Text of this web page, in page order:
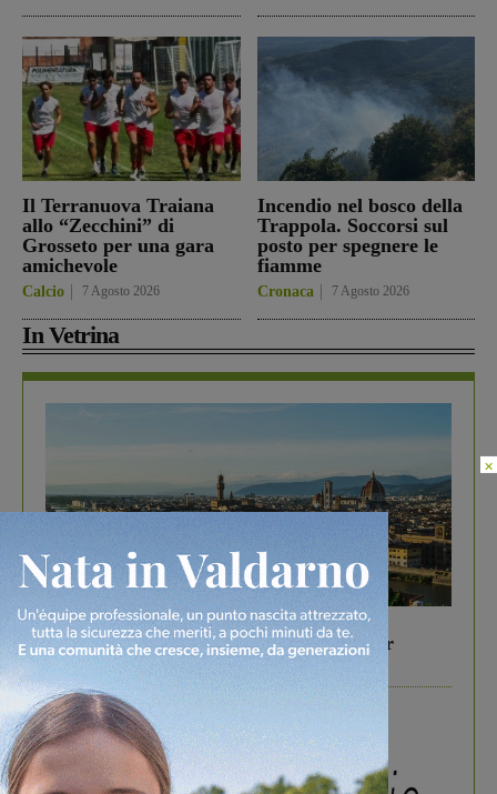
Il Terranuova Traiana
allo “Zecchini” di
Grosseto per una gara
amichevole
Calcio 7 Agosto 2026
Incendio nel bosco della
Trappola. Soccorsi sul
posto per spegnere le
fiamme
Cronaca 7 Agosto 2026
In Vetrina
In vetrina 6 Agosto 2026
Gita di famiglia a Firenze: 5 idee per far
divertire i tuoi figli
×